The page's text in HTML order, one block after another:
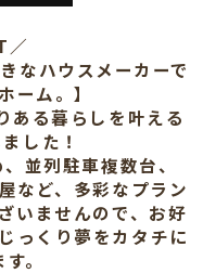
／
なハウスメーカーで
ーム。】
ある暮らしを叶える
した！
並列駐車複数台、
など、多彩なプラン
いませんので、お好
っくり夢をカタチに
。